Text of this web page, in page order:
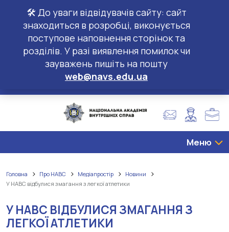
🛠️ До уваги відвідувачів сайту: сайт
знаходиться в розробці, виконується
поступове наповнення сторінок та
розділів. У разі виявлення помилок чи
зауважень пишіть на пошту
web@navs.edu.ua
Меню
Головна Про НАВС Медіапростір
Новини
У НАВС відбулися змагання з легкої атлетики
У НАВС ВІДБУЛИСЯ ЗМАГАННЯ З
ЛЕГКОЇ АТЛЕТИКИ